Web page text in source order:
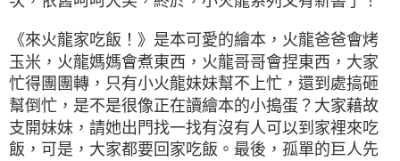
《來火龍家吃飯！》是本可愛的繪本，火龍爸爸會烤
玉米，火龍媽媽會煮東西，火龍哥哥會捏東西，大家
忙得團團轉，只有小火龍妹妹幫不上忙，還到處搞砸
幫倒忙，是不是很像正在讀繪本的小搗蛋？大家藉故
支開妹妹，請她出門找一找有沒有人可以到家裡來吃
飯，可是，大家都要回家吃飯。最後，孤單的巨人先